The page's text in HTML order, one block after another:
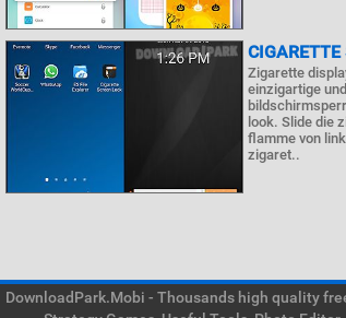
CIGARETTE
Zigarette
einzigartige
look. Slide die
flamme von
zigaret..
DownloadPark.Mobi - Thousands high quality